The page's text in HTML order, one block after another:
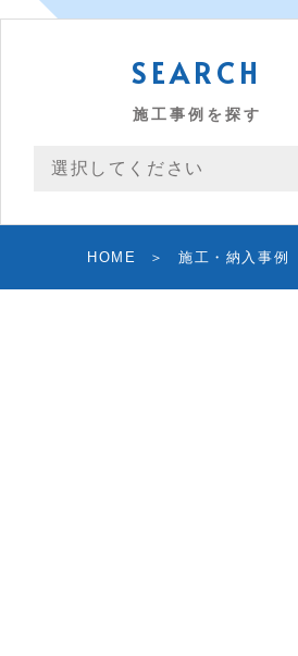
SEARCH
施工事例を探す
HOME 施工・納入事例